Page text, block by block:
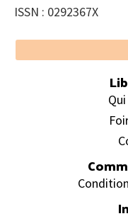
ISSN : 0292367X
Footer